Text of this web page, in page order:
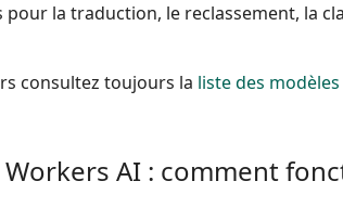
pour la traduction, le reclassement, la
consultez toujours la liste des modèles
AI : comment